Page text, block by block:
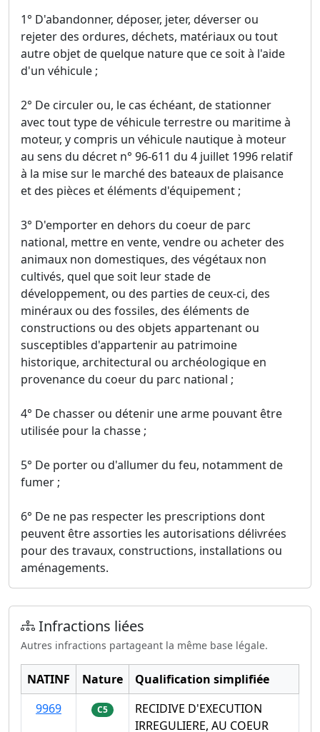
1° D'abandonner, déposer, jeter, déverser ou
rejeter des ordures, déchets, matériaux ou tout
autre objet de quelque nature que ce soit à l'aide
d'un véhicule ;
2° De circuler ou, le cas échéant, de stationner
avec tout type de véhicule terrestre ou maritime à
moteur, y compris un véhicule nautique à moteur
au sens du décret n° 96-611 du 4 juillet 1996 relatif
à la mise sur le marché des bateaux de plaisance
et des pièces et éléments d'équipement ;
3° D'emporter en dehors du coeur de parc
national, mettre en vente, vendre ou acheter des
animaux non domestiques, des végétaux non
cultivés, quel que soit leur stade de
développement, ou des parties de ceux-ci, des
minéraux ou des fossiles, des éléments de
constructions ou des objets appartenant ou
susceptibles d'appartenir au patrimoine
historique, architectural ou archéologique en
provenance du coeur du parc national ;
4° De chasser ou détenir une arme pouvant être
utilisée pour la chasse ;
5° De porter ou d'allumer du feu, notamment de
fumer ;
6° De ne pas respecter les prescriptions dont
peuvent être assorties les autorisations délivrées
pour des travaux, constructions, installations ou
aménagements.
Infractions liées
Autres infractions partageant la même base légale.
NATINF Nature
Qualification simplifiée
9969
C5
RECIDIVE D'EXECUTION
IRREGULIERE, AU COEUR